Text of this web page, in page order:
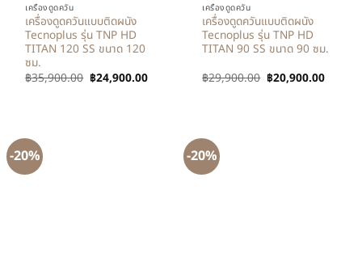
เครื่องดูดควัน
เครื่องดูดควันแบบติดผนัง
Tecnoplus รุ่น TNP HD
TITAN 120 SS ขนาด 120
ซม.
฿35,900.00 ฿24,900.00
เครื่องดูดควัน
เครื่องดูดควันแบบติดผนัง
Tecnoplus รุ่น TNP HD
TITAN 90 SS ขนาด 90 ซม.
฿29,900.00 ฿20,900.00
-20% -20%